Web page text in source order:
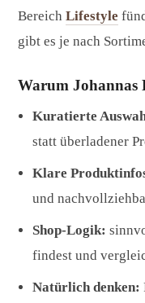
Bereich Lifestyle
gibt es je nach
Warum Johannas
Kuratierte
statt überladener
Klare
und
Shop-Logik:
findest und
Natürlich denken: